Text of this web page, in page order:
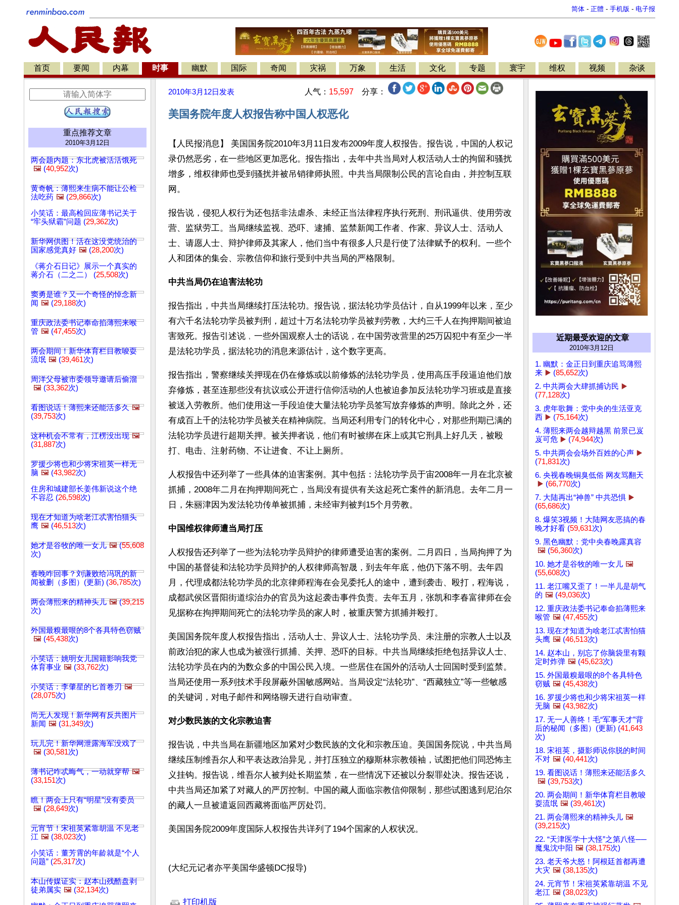
简体 - 正體 - 手机版 - 电子报
首页 要闻 内幕 时事 幽默 国际 奇闻 灾祸 万象 生活 文化 专题 寰宇 维权 视频 杂谈
重点推荐文章
2010年3月12日
两会题内题：东北虎被活活饿死
🖼️ (40,952次)
黄奇帆：薄熙来生病不能让公检
法吃药 🖼️ (29,866次)
小笑话：最高检回应薄书记关于
“牢头狱霸”问题 (29,362次)
新华网供图！活在这没党统治的
国家感觉真好 🖼️ (28,200次)
《蒋介石日记》展示一个真实的
蒋介石（二之二） (25,508次)
窦勇是谁？又一个奇怪的悼念新
闻 🖼️ (29,188次)
重庆政法委书记奉命掐薄熙来喉
管 🖼️ (47,455次)
两会期间！新华体育栏目教唆耍
流氓 🖼️ (39,461次)
周洋父母被市委领导邀请后偷溜
🖼️ (33,362次)
看图说话！薄熙来还能活多久 🖼️
(39,753次)
这种机会不常有，江楞没出现 🖼️
(31,887次)
罗援少将也和少将宋祖英一样无
脑 🖼️ (43,982次)
住房和城建部长姜伟新说这个绝
不容忍 (26,598次)
现在才知道为啥老江忒害怕猫头
鹰 🖼️ (46,513次)
她才是谷牧的唯一女儿 🖼️(55,608
次)
春晚咋回事？刘谦败给冯巩的新
闻被删（多图）(更新) (36,785次)
两会薄熙来的精神头儿 🖼️(39,215
次)
外国最糗最哏的8个各具特色窃贼
🖼️ (45,438次)
小笑话：姚明女儿国籍影响我党
体育事业 🖼️ (33,762次)
小笑话：李肇星的匕首卷刃 🖼️
(28,075次)
尚无人发现！新华网有反共图片
新闻 🖼️ (31,349次)
玩儿完！新华网泄露海军没戏了
🖼️ (30,581次)
薄书记咋忒晦气，一动就穿帮 🖼️
(33,151次)
瞧！两会上只有“明星”没有委员
🖼️ (28,649次)
元宵节！宋祖英紧靠胡温 不见老
江 🖼️ (38,023次)
小笑话：董芳霄的年龄就是“个人
问题” (25,317次)
本山传媒证实：赵本山残酷盘剥
徒弟属实 🖼️ (32,134次)
2010年3月12日 发表 人气： 15,597 分享：
美国务院年度人权报告称中国人权恶化
【人民报消息】 美国国务院2010年3月11日发布2009年度人权报告。报告说，中国的人权记
录仍然恶劣，在一些地区更加恶化。报告指出，去年中共当局对人权活动人士的拘留和骚扰
增多，维权律师也受到骚扰并被吊销律师执照。中共当局限制公民的言论自由，并控制互联
网。
报告说，侵犯人权行为还包括非法虐杀、未经正当法律程序执行死刑、刑讯逼供、使用劳改
营、监狱劳工。当局继续监视、恐吓、逮捕、监禁新闻工作者、作家、异议人士、活动人
士、请愿人士、辩护律师及其家人，他们当中有很多人只是行使了法律赋予的权利。一些个
人和团体的集会、宗教信仰和旅行受到中共当局的严格限制。
中共当局仍在迫害法轮功
报告指出，中共当局继续打压法轮功。报告说，据法轮功学员估计，自从1999年以来，至少
有六千名法轮功学员被判刑，超过十万名法轮功学员被判劳教，大约三千人在拘押期间被迫
害致死。报告引述说﹐一些外国观察人士的话说，在中国劳改营里的25万囚犯中有至少一半
是法轮功学员，据法轮功的消息来源估计，这个数字更高。
报告指出，警察继续关押现在仍在修炼或以前修炼的法轮功学员，使用高压手段逼迫他们放
弃修炼，甚至连那些没有抗议或公开进行信仰活动的人也被迫参加反法轮功学习班或是直接
被送入劳教所。他们使用这一手段迫使大量法轮功学员签写放弃修炼的声明。除此之外，还
有成百上千的法轮功学员被关在精神病院。当局还利用专门的转化中心，对那些刑期已满的
法轮功学员进行超期关押。被关押者说，他们有时被绑在床上或其它刑具上好几天，被殴
打、电击、注射药物、不让进食、不让上厕所。
人权报告中还列举了一些具体的迫害案例。其中包括：法轮功学员于宙2008年一月在北京被
抓捕，2008年二月在拘押期间死亡，当局没有提供有关这起死亡案件的新消息。去年二月一
日，朱丽津因为发法轮功传单被抓捕，未经审判被判15个月劳教。
中国维权律师遭当局打压
人权报告还列举了一些为法轮功学员辩护的律师遭受迫害的案例。二月四日，当局拘押了为
中国的基督徒和法轮功学员辩护的人权律师高智晟，到去年年底，他仍下落不明。去年四
月，代理成都法轮功学员的北京律师程海在会见委托人的途中，遭到袭击、殴打，程海说，
成都武侯区晋阳街道综治办的官员为这起袭击事件负责。去年五月，张凯和李春富律师在会
见据称在拘押期间死亡的法轮功学员的家人时，被重庆警方抓捕并殴打。
美国国务院年度人权报告指出，活动人士、异议人士、法轮功学员、未注册的宗教人士以及
前政治犯的家人也成为被强行抓捕、关押、恐吓的目标。中共当局继续拒绝包括异议人士、
法轮功学员在内的为数众多的中国公民入境。一些居住在国外的活动人士回国时受到监禁。
当局还使用一系列技术手段屏蔽外国敏感网站。当局设定“法轮功”、“西藏独立”等一些敏感
的关键词，对电子邮件和网络聊天进行自动审查。
对少数民族的文化宗教迫害
报告说，中共当局在新疆地区加紧对少数民族的文化和宗教压迫。美国国务院说，中共当局
继续压制维吾尔人和平表达政治异见，并打压独立的穆斯林宗教领袖，试图把他们同恐怖主
义挂钩。报告说，维吾尔人被判处长期监禁，在一些情况下还被以分裂罪处决。报告还说，
中共当局还加紧了对藏人的严厉控制。中国的藏人面临宗教信仰限制，那些试图逃到尼泊尔
的藏人一旦被遣返回西藏将面临严厉处罚。
美国国务院2009年度国际人权报告共详列了194个国家的人权状况。
(大纪元记者亦平美国华盛顿DC报导)
打印机版
近期最受欢迎的文章
2010年3月12日
1. 幽默：金正日到重庆追骂薄熙
来 ▶️ (85,652次)
2. 中共两会大肆抓捕访民 ▶️
(77,128次)
3. 虎年歌舞：党中央的生活亚克
西 ▶️ (75,164次)
4. 薄熙来两会越辩越黑 前景已岌
岌可危 ▶️ (74,944次)
5. 中共两会会场外百姓的心声 ▶️
(71,831次)
6. 央视春晚铜臭低俗 网友骂翻天
▶️ (66,770次)
7. 大陆再出“神兽” 中共恐惧 ▶️
(65,686次)
8. 爆笑3视频！大陆网友恶搞的春
晚才好看 (59,631次)
9. 黑色幽默：党中央春晚露真容
🖼️ (56,360次)
10. 她才是谷牧的唯一女儿 🖼️
(55,608次)
11. 老江嘴又歪了！一半儿是胡气
的 🖼️ (49,036次)
12. 重庆政法委书记奉命掐薄熙来
喉管 🖼️ (47,455次)
13. 现在才知道为啥老江忒害怕猫
头鹰 🖼️ (46,513次)
14. 赵本山，别忘了你脑袋里有颗
定时炸弹 🖼️ (45,623次)
15. 外国最糗最哏的8个各具特色
窃贼 🖼️ (45,438次)
16. 罗援少将也和少将宋祖英一样
无脑 🖼️ (43,982次)
17. 无一人善终！毛“军事天才”背
后的秘闻（多图）(更新) (41,643
次)
18. 宋祖英，摄影师说你脱的时间
不对 🖼️ (40,441次)
19. 看图说话！薄熙来还能活多久
🖼️ (39,753次)
20. 两会期间！新华体育栏目教唆
耍流氓 🖼️ (39,461次)
21. 两会薄熙来的精神头儿 🖼️
(39,215次)
22. “天津医学十大怪”之第八怪──
魔鬼沈中阳 🖼️ (38,175次)
23. 老天爷大怒！阿根廷首都再遭
大灾 🖼️ (38,135次)
24. 元宵节！宋祖英紧靠胡温 不见
老江 🖼️ (38,023次)